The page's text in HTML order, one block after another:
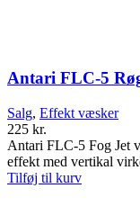
Antari FLC-5
Salg, Effekt væsker
225 kr.
Antari FLC-5 Fog Jet
effekt med vertikal
Tilføj til kurv